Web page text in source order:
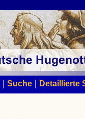
| Suche| Detaillierte